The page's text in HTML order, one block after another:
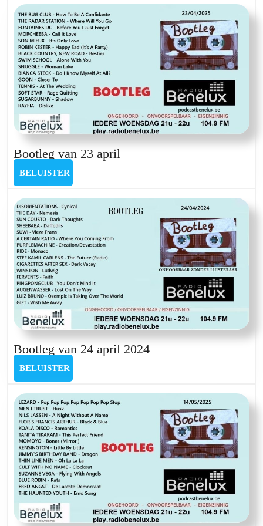
mei
Bootleg van 23 april
april
BELUISTER
Bootleg van 24 april 2024Bootleg
april
2024
BELUISTER